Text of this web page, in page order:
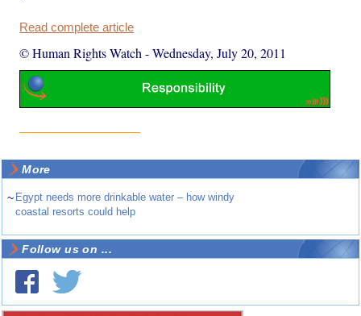
Read complete article
© Human Rights Watch -Wednesday, July 20, 2011
More
~ Egypt needs more drinkable water – how windy
coastal resorts could help
Follow us on ...